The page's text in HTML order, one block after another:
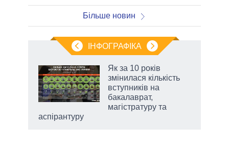
Більше новин
ІНФОГРАФІКА
Як за 10 років
змінилася кількість
вступників на
бакалаврат,
магістратуру та
аспірантуру